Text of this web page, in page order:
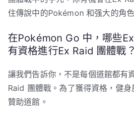
住傳說中的Pokémon 和强大的角色
在Pokémon Go 中，哪些
有資格進行Ex Raid 團體戰？
讓我們告訴你，不是每個道館都有
Raid 團體戰。為了獲得資格，健
贊助道館。